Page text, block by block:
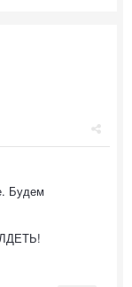
Будем